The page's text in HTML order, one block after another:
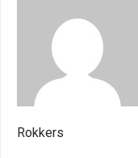
Rokkers